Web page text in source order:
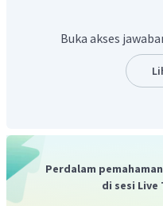
Buka akses
Perdalam
di sesi Live